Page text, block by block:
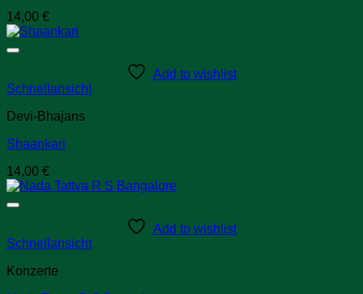
14,00 €
Add to wishlist
Schnellansicht
Devi-Bhajans
Shaankari
14,00 €
Add to wishlist
Schnellansicht
Konzerte